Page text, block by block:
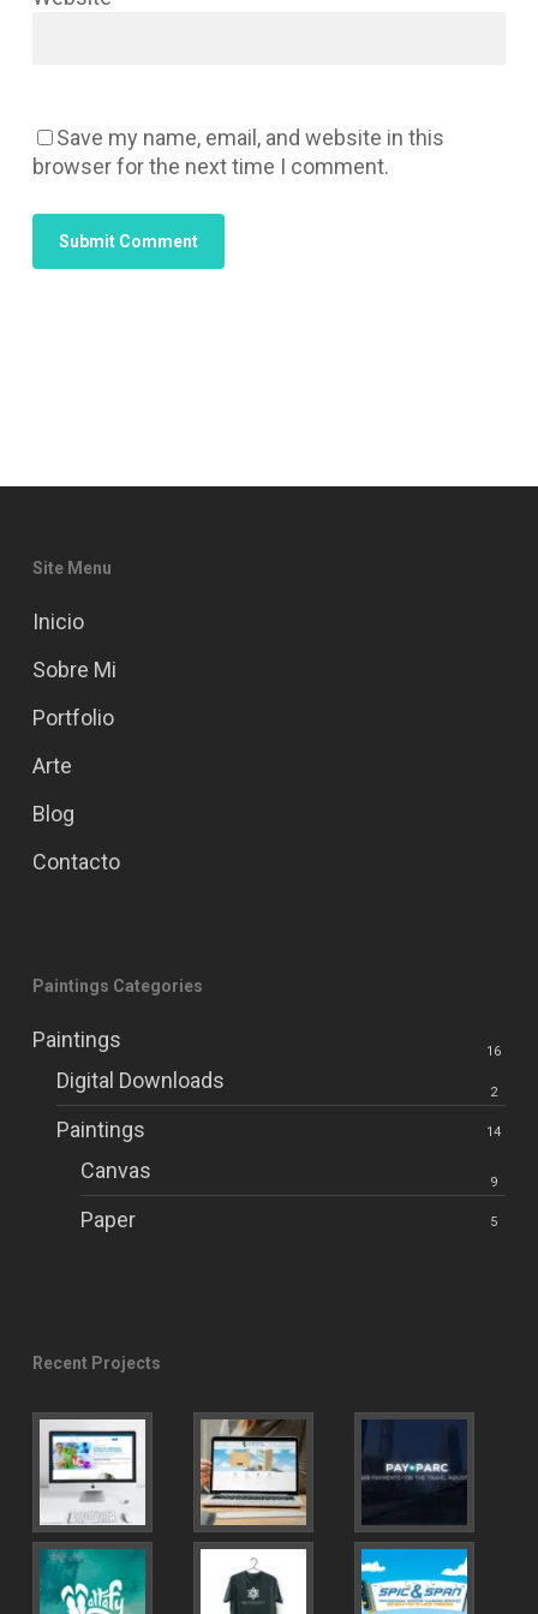
Save my name, email, and website in this
browser for the next time I comment.
Site Menu
Inicio
Sobre Mi
Portfolio
Arte
Blog
Contacto
Paintings Categories
Paintings 16
Digital Downloads 2
Paintings 14
Canvas 9
Paper 5
Recent Projects